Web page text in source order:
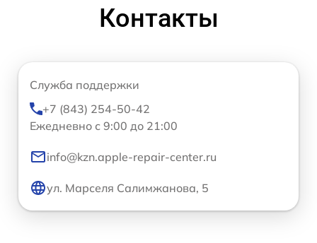
Контакты
Служба поддержки
+7 (843) 254-50-42
Ежедневно с 9:00 до 21:00
info@kzn.apple-repair-center.ru
ул. Марселя Салимжанова, 5